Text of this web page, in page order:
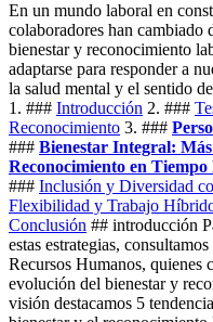
En un mundo laboral en
colaboradores han cambiado
bienestar y reconocimiento
adaptarse para responder a
la salud mental y el sentido
1. ### Introducción 2. ###
Reconocimiento 3. ###
### Bienestar Integral:
Reconocimiento en
### Inclusión y Diversidad
Flexibilidad y Trabajo
Conclusión ## introducción
estas estrategias,
Recursos Humanos, quienes
evolución del bienestar y
visión destacamos 5